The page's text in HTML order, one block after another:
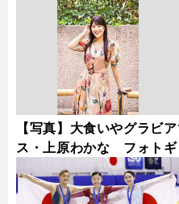
【写真】大食いやグラビ
ス・上原わかな フォトギ